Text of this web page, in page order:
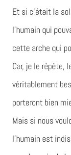
Et si c’était la
l’humain qui
cette arche qui
Car, je le répète,
véritablement
porteront bien
Mais si nous
l’humain est